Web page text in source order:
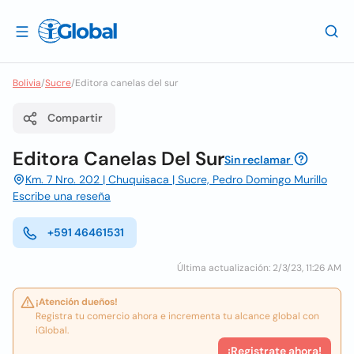
Bolivia/Sucre/Editora canelas del sur
Compartir
Editora Canelas Del SurSin reclamar
Km. 7 Nro. 202 | Chuquisaca | Sucre, Pedro Domingo Murillo
Escribe una reseña
+591 46461531
Última actualización: 2/3/23, 11:26 AM
¡Atención dueños!
Registra tu comercio ahora e incrementa tu alcance global con
iGlobal.
¡Registrate ahora!